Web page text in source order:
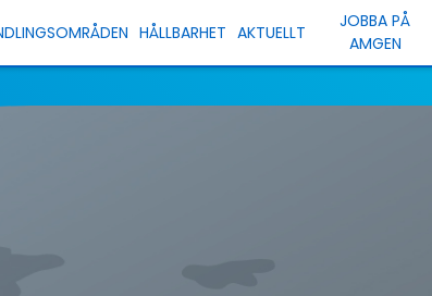
HÅLLBARHET AKTUELLT
JOBBA PÅ
AMGEN